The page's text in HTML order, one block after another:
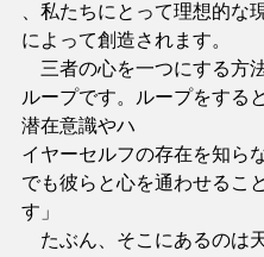
、私たちにとって理想的な
によって創造されます。
三者の心を一つにする方
ループです。ループをする
潜在意識やハ
イヤーセルフの存在を知ら
でも彼らと心を通わせるこ
す」
たぶん、そこにあるのは